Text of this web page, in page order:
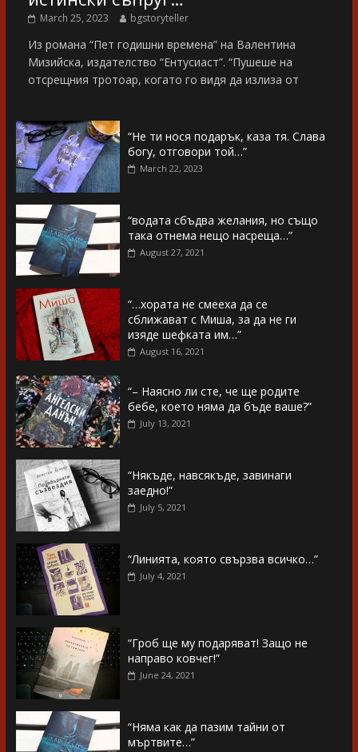
March 25, 2023 bgstoryteller
Из романа “Пет годишни времена” на Валентина
Мизийска, издателство “Ентусиаст”. “Пушеше на
отсрещния тротоар, когато го видя да излиза от
“Не ти нося подарък, каза тя. Слава
богу, отговори той…”
March 22, 2023
“водата сбъдва желания, но също
така отнема нещо насреща…”
August 27, 2021
“…хората не смееха да се
сближават с Миша, за да не ги
изяде шефката им…”
August 16, 2021
“– Наясно ли сте, че ще родите
бебе, което няма да бъде ваше?”
July 13, 2021
“Някъде, навсякъде, завинаги
заедно!”
July 5, 2021
“Линията, която свързва всичко…”
July 4, 2021
“Гроб ще му подаряват! Защо не
направо ковчег!”
June 24, 2021
“Няма как да пазим тайни от
мъртвите…”